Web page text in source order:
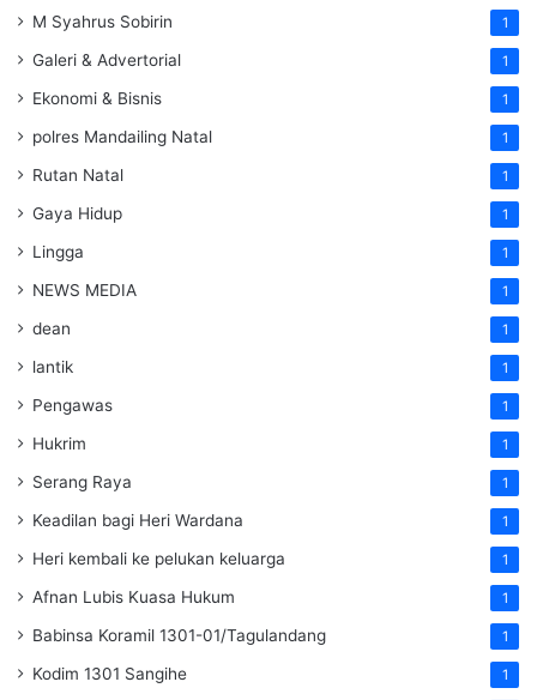
M Syahrus Sobirin 1
Galeri & Advertorial 1
Ekonomi & Bisnis 1
polres Mandailing Natal 1
Rutan Natal 1
Gaya Hidup 1
Lingga 1
NEWS MEDIA 1
dean 1
lantik 1
Pengawas 1
Hukrim 1
Serang Raya 1
Keadilan bagi Heri Wardana 1
Heri kembali ke pelukan keluarga 1
Afnan Lubis Kuasa Hukum 1
Babinsa Koramil 1301-01/Tagulandang 1
Kodim 1301 Sangihe 1